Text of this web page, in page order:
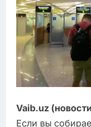
Vaib.uz
Если вы